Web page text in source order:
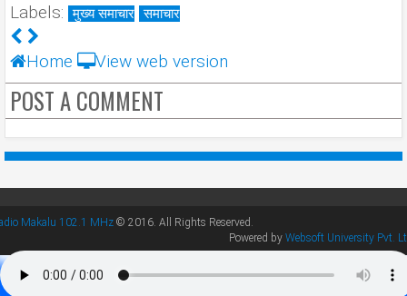
Labels: मुख्य समाचार समाचार
Home View web version
POST A COMMENT
Makalu 102.1 MHz © 2016. All Rights Reserved.
Powered by Websoft University Pvt.